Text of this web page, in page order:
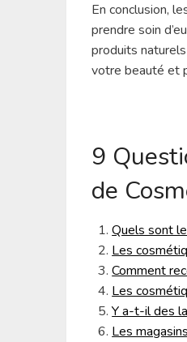
En conclusion,
prendre soin
produits
votre beauté et
9
de
Quels sont
Les
Comment
Les
Y a-t-il des
Les